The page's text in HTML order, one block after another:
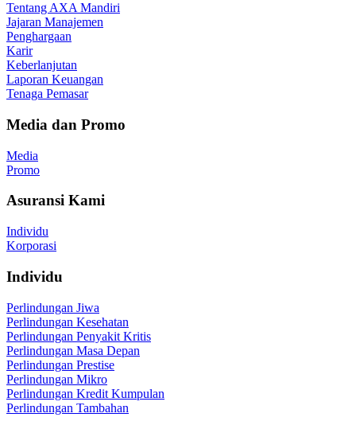
Tentang AXA Mandiri
Jajaran Manajemen
Penghargaan
Karir
Keberlanjutan
Laporan Keuangan
Tenaga Pemasar
Media dan Promo
Media
Promo
Asuransi Kami
Individu
Korporasi
Individu
Perlindungan Jiwa
Perlindungan Kesehatan
Perlindungan Penyakit Kritis
Perlindungan Masa Depan
Perlindungan Prestise
Perlindungan Mikro
Perlindungan Kredit Kumpulan
Perlindungan Tambahan